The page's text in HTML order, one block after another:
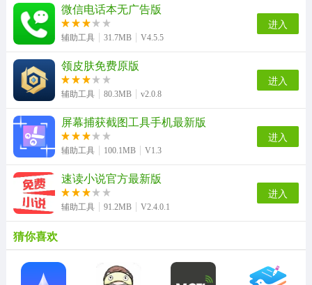
微信电话本无广告版
辅助工具 31.7MB V4.5.5
进入
领皮肤免费原版
辅助工具 80.3MB v2.0.8
进入
屏幕捕获截图工具手机最新版
辅助工具 100.1MB V1.3
进入
速读小说官方最新版
辅助工具 91.2MB V2.4.0.1
进入
猜你喜欢